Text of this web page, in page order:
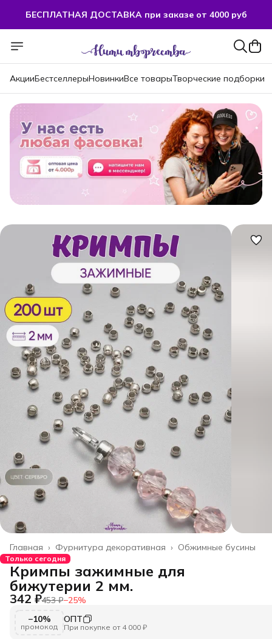
БЕСПЛАТНАЯ ДОСТАВКА при заказе от 4000 руб
БЕСПЛАТНАЯ ДОСТАВКА при заказе от 4000 руб
АкцииБестселлерыНовинкиВсе товарыТворческие подборки
Обжимные бусины
Фурнитура декоративная ›
Главная ›
Только сегодня
Кримпы зажимные для
бижутерии 2 мм.
342 ₽453 ₽−25%
−10%
промокод
ОПТ
При покупке от 4 000 ₽